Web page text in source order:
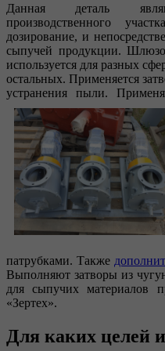
Данная деталь
производственного
дозирование, и
сыпучей продукции.
используется для разных
остальных. Применяется
устранения пыли.
патрубками. Также
Выполняют затворы из
для сыпучих материалов
«Зертех».
Для каких целей